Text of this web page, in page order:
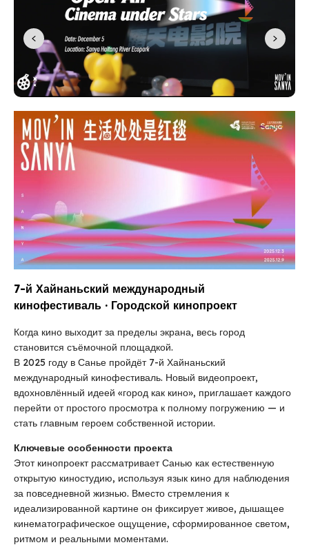
7-й Хайнаньский международный
кинофестиваль · Городской кинопроект
Когда кино выходит за пределы экрана, весь город
становится съёмочной площадкой.
В 2025 году в Санье пройдёт 7-й Хайнаньский
международный кинофестиваль. Новый видеопроект,
вдохновлённый идеей «город как кино», приглашает каждого
перейти от простого просмотра к полному погружению — и
стать главным героем собственной истории.
Ключевые особенности проекта
Этот кинопроект рассматривает Санью как естественную
открытую киностудию, используя язык кино для наблюдения
за повседневной жизнью. Вместо стремления к
идеализированной картине он фиксирует живое, дышащее
кинематографическое ощущение, сформированное светом,
ритмом и реальными моментами.